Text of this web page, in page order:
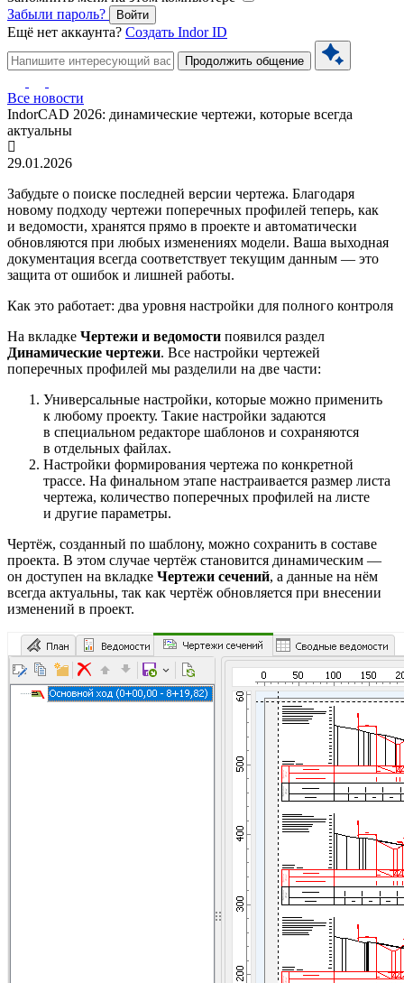
Забыли пароль?
Войти
Ещё нет аккаунта? Создать Indor ID
Продолжить общение
Все новости
IndorCAD 2026: динамические чертежи, которые всегда
актуальны
29.01.2026
Забудьте о поиске последней версии чертежа. Благодаря
новому подходу чертежи поперечных профилей теперь, как
и ведомости, хранятся прямо в проекте и автоматически
обновляются при любых изменениях модели. Ваша выходная
документация всегда соответствует текущим данным — это
защита от ошибок и лишней работы.
Как это работает: два уровня настройки для полного контроля
На вкладке Чертежи и ведомости появился раздел
Динамические чертежи. Все настройки чертежей
поперечных профилей мы разделили на две части:
Универсальные настройки, которые можно применить
к любому проекту. Такие настройки задаются
в специальном редакторе шаблонов и сохраняются
в отдельных файлах.
Настройки формирования чертежа по конкретной
трассе. На финальном этапе настраивается размер листа
чертежа, количество поперечных профилей на листе
и другие параметры.
Чертёж, созданный по шаблону, можно сохранить в составе
проекта. В этом случае чертёж становится динамическим —
он доступен на вкладке Чертежи сечений, а данные на нём
всегда актуальны, так как чертёж обновляется при внесении
изменений в проект.